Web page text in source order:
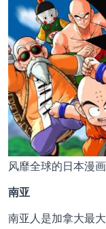
风靡全球的日本漫
南亚
南亚人是加拿大最大